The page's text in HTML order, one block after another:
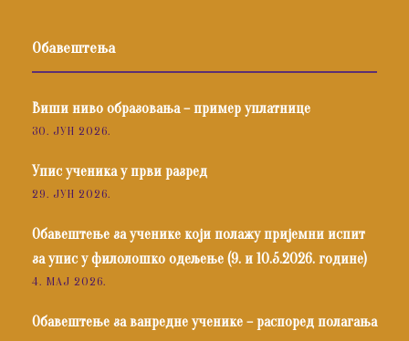
Обавештења
Виши ниво образовања – пример уплатнице
30. ЈУН 2026.
Упис ученика у први разред
29. ЈУН 2026.
Обавештење за ученике који полажу пријемни испит
за упис у филолошко одељење (9. и 10.5.2026. године)
4. МАЈ 2026.
Обавештење за ванредне ученике – распоред полагања